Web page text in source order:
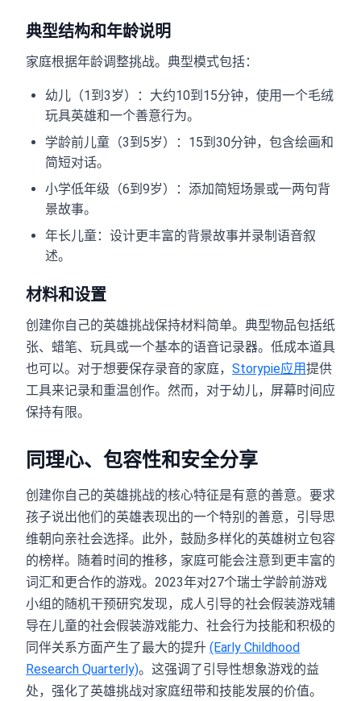
典型结构和年龄说明
家庭根据年龄调整挑战。典型模式包括：
幼儿（1到3岁）：大约10到15分钟，使用一个毛绒
玩具英雄和一个善意行为。
学龄前儿童（3到5岁）：15到30分钟，包含绘画和
简短对话。
小学低年级（6到9岁）：添加简短场景或一两句背
景故事。
年长儿童：设计更丰富的背景故事并录制语音叙
述。
材料和设置
创建你自己的英雄挑战保持材料简单。典型物品包括纸
张、蜡笔、玩具或一个基本的语音记录器。低成本道具
也可以。对于想要保存录音的家庭， Storypie应用提供
工具来记录和重温创作。然而，对于幼儿，屏幕时间应
保持有限。
同理心、包容性和安全分享
创建你自己的英雄挑战的核心特征是有意的善意。要求
孩子说出他们的英雄表现出的一个特别的善意，引导思
维朝向亲社会选择。此外，鼓励多样化的英雄树立包容
的榜样。随着时间的推移，家庭可能会注意到更丰富的
词汇和更合作的游戏。2023年对27个瑞士学龄前游戏
小组的随机干预研究发现，成人引导的社会假装游戏辅
导在儿童的社会假装游戏能力、社会行为技能和积极的
同伴关系方面产生了最大的提升 (Early Childhood
Research Quarterly)。这强调了引导性想象游戏的益
处，强化了英雄挑战对家庭纽带和技能发展的价值。